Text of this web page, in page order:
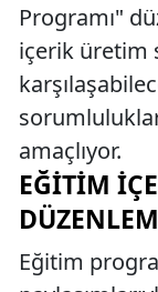
Programı"
içerik üretim
amaçlıyor.
EĞITIM
Eğitim